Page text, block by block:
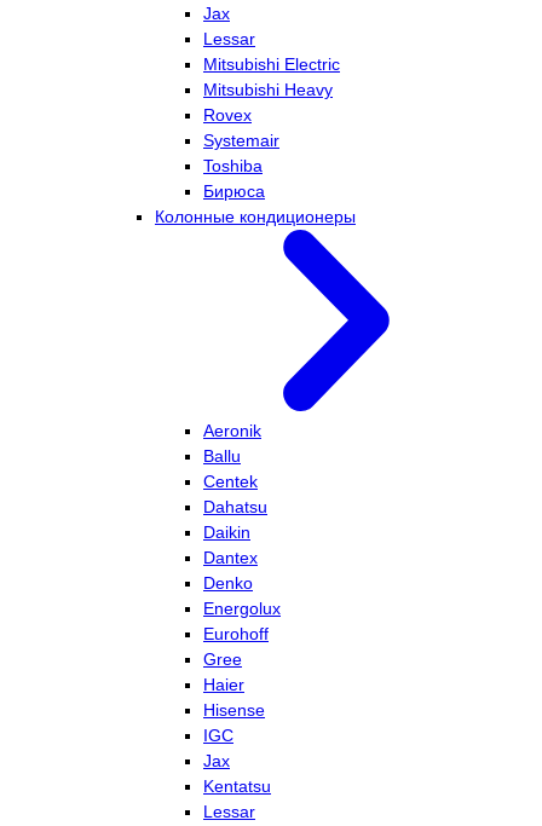
Jax
Lessar
Mitsubishi Electric
Mitsubishi Heavy
Rovex
Systemair
Toshiba
Бирюса
Колонные кондиционеры
Aeronik
Ballu
Centek
Dahatsu
Daikin
Dantex
Denko
Energolux
Eurohoff
Gree
Haier
Hisense
IGC
Jax
Kentatsu
Lessar